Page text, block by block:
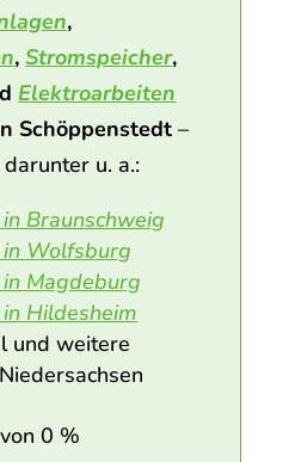
,
,Stromspeicher,
Elektroarbeiten
Schöppenstedt –
u. a.:
Braunschweig
Wolfsburg
Magdeburg
Hildesheim
und weitere
0 %